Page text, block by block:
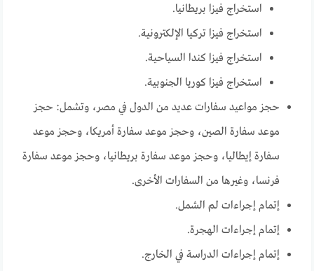
استخراج فيزا بريطانيا.
استخراج فيزا تركيا الإلكترونية.
استخراج فيزا كندا السياحية.
استخراج فيزا كوريا الجنوبية.
حجز مواعيد سفارات عديد من الدول في مصر، وتشمل: حجز
موعد سفارة الصين، وحجز موعد سفارة أمريكا، وحجز موعد
سفارة إيطاليا، وحجز موعد سفارة بريطانيا، وحجز موعد سفارة
فرنسا، وغيرها من السفارات الأخرى.
إتمام إجراءات لم الشمل.
إتمام إجراءات الهجرة.
إتمام إجراءات الدراسة في الخارج.